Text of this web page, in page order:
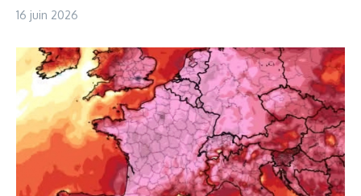
16 juin 2026